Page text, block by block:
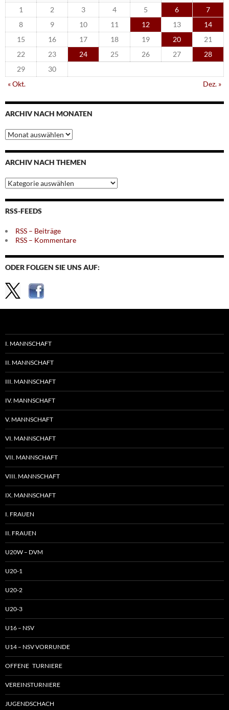
1
2 3 4 5 6
7
8
9 10 11 12 13
14
15
16 17 18 19 20
21
22
23 24 25 26 27
28
29
30
« Okt.
Dez. »
ARCHIV NACH MONATEN
Archiv
nach
Monaten
ARCHIV NACH THEMEN
Archiv
nach
Themen
RSS-FEEDS
RSS – Beiträge
RSS – Kommentare
ODER FOLGEN SIE UNS AUF:
I. MANNSCHAFT
II. MANNSCHAFT
III. MANNSCHAFT
IV. MANNSCHAFT
V. MANNSCHAFT
VI. MANNSCHAFT
VII. MANNSCHAFT
VIII. MANNSCHAFT
IX. MANNSCHAFT
I. FRAUEN
II. FRAUEN
U20W – DVM
U20-1
U20-2
U20-3
U16 – NSV
U14 – NSV VORRUNDE
OFFENE TURNIERE
VEREINSTURNIERE
JUGENDSCHACH